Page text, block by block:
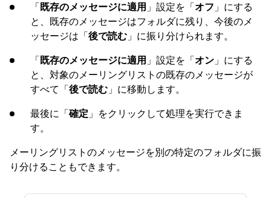
「既存のメッセージに適用 」設定を「オフ 」にする
と、既存のメッセージはフォルダに残り、今後のメ
ッセージは「後で読む 」に振り分けられます。
「既存のメッセージに適用 」設定を「オン 」にする
と、対象のメーリングリストの既存のメッセージが
すべて「後で読む 」に移動します。
最後に「確定 」をクリックして処理を実行できま
す。
メーリングリストのメッセージを別の特定のフォルダに振
り分けることもできます。